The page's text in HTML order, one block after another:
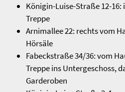
Königin-Luise-Straße 12-16:
Treppe
Arnimallee 22: rechts vom
Hörsäle
Fabeckstraße 34/36: vom
Treppe ins Untergeschoss,
Garderoben